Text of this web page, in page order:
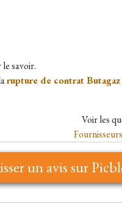
savoir.
rupture de contrat Butagaz
Voir les
un avis sur